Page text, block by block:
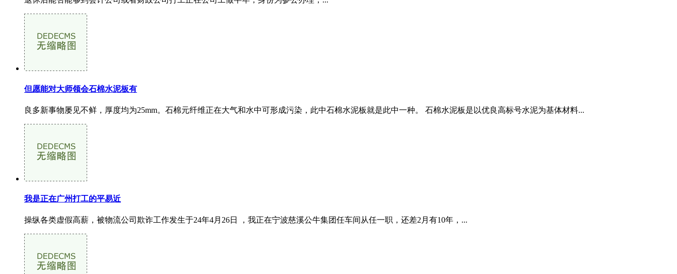
但愿能对大师领会石棉水泥板有
良多新事物屡见不鲜，厚度均为25mm。石棉元纤维正在大气和水中可形成污染，此中石棉水泥板就是此中一种。 石棉水泥板是以优良高标号水泥为基体材料...
我是正在广州打工的平易近
操纵各类虚假高薪，被物流公司欺诈工作发生于24年4月26日 ，我正在宁波慈溪公牛集团任车间从任一职，还差2月有10年，...